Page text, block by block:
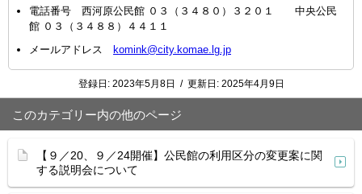
電話番号 西河原公民館 ０３（３４８０）３２０１ 中央公民
館 ０３（３４８８）４４１１
メールアドレス
komink@city.komae.lg.jp
登録日: 2023年5月8日 / 更新日: 2025年4月9日
このカテゴリー内の他のページ
【９／20、９／24開催】公民館の利用区分の変更案に関
する説明会について